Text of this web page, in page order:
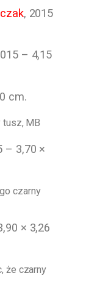
, 2015
– 4,15
cm.
tusz, MB
– 3,70 ×
czarny
× 3,26
że czarny